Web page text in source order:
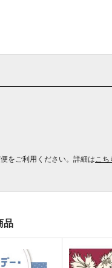
をご利用ください。詳細は こち
品